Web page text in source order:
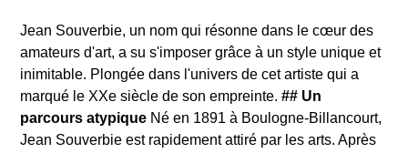
Jean Souverbie, un nom qui résonne dans le cœur des
amateurs d'art, a su s'imposer grâce à un style unique et
inimitable. Plongée dans l'univers de cet artiste qui a
marqué le XXe siècle de son empreinte.## Un
parcours atypique Né en 1891 à Boulogne-Billancourt,
Jean Souverbie est rapidement attiré par les arts. Après